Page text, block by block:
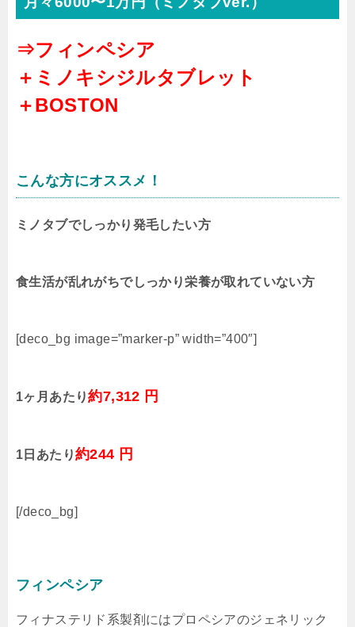
⇒フィンペシア
＋ミノキシジルタブレット
＋BOSTON
こんな方にオススメ！
ミノタブでしっかり発毛したい方
食生活が乱れがちでしっかり栄養が取れていない方
[deco_bg image=”marker-p” width=”400″]
1ヶ月あたり約7,312 円
1日あたり約244 円
[/deco_bg]
フィンペシア
フィナステリド系製剤にはプロペシアのジェネリック